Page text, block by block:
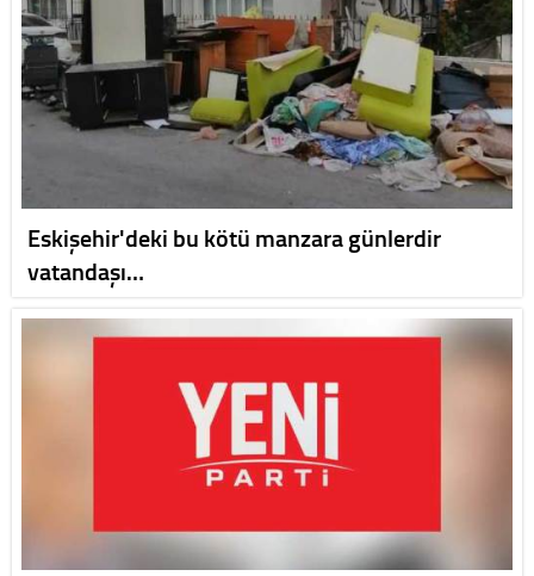
Eskişehir'deki bu kötü manzara günlerdir
vatandaşı…